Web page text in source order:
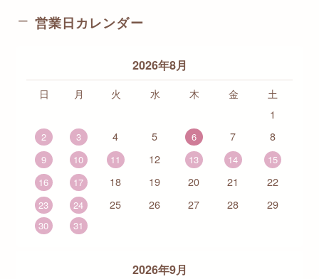
営業日カレンダー
2026年8月
日 月 火 水 木 金
土
1
2 3 4 5 6 7 8
9 10 11 12 13 14
15
16
17 18 19 20 21 22
23 24 25 26 27 28 29
30 31
2026年9月